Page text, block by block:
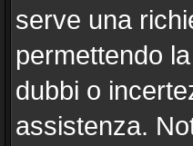
serve una
permettendo
dubbi o
assistenza.